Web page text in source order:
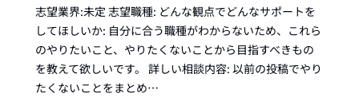
志望業界:未定 志望職種: どんな観点でどんなサポートを
してほしいか: 自分に合う職種がわからないため、これら
のやりたいこと、やりたくないことから目指すべきもの
を教えて欲しいです。 詳しい相談内容: 以前の投稿でやり
たくないことをまとめ…